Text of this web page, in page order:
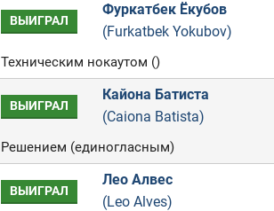
ВЫИГРАЛ
Фуркатбек Ёкубов
(Furkatbek Yokubov)
Техническим нокаутом ()
ВЫИГРАЛ
Кайона Батиста
(Caiona Batista)
Решением (единогласным)
ВЫИГРАЛ
Лео Алвес
(Leo Alves)